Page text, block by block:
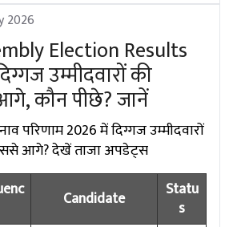
2026
Election Results
उम्मीदवारों की
कौन पीछे? जानें
परिणाम 2026 में दिग्गज उम्मीदवारों
आगे? देखें ताजा अपडेट्स
Candidate
Statu
s